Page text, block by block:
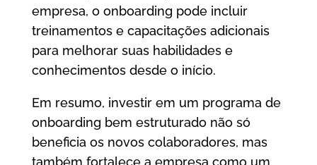
empresa, o onboarding pode incluir
treinamentos e capacitações adicionais
para melhorar suas habilidades e
conhecimentos desde o início.
Em resumo, investir em um programa de
onboarding bem estruturado não só
beneficia os novos colaboradores, mas
também fortalece a empresa como um